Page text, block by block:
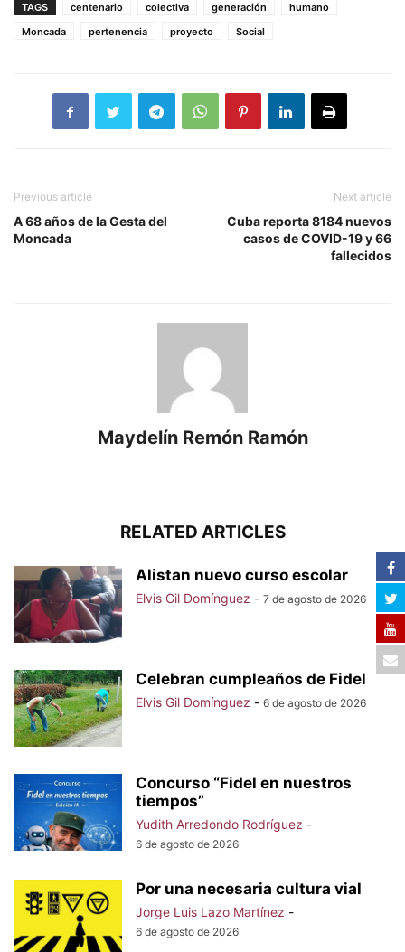
TAGS centenario colectiva generación
humano
Moncada
pertenencia proyecto Social
Previous article
A 68 años de la Gesta del
Moncada
Next article
Cuba reporta 8184 nuevos
casos de COVID-19 y 66
fallecidos
Maydelín Remón Ramón
RELATED ARTICLES
Alistan nuevo curso escolar
Elvis Gil Domínguez - 7 de agosto de 2026
Celebran cumpleaños de Fidel
Elvis Gil Domínguez - 6 de agosto de 2026
Concurso “Fidel en nuestros
tiempos”
Yudith Arredondo Rodríguez -
6 de agosto de 2026
Por una necesaria cultura vial
Jorge Luis Lazo Martínez -
6 de agosto de 2026